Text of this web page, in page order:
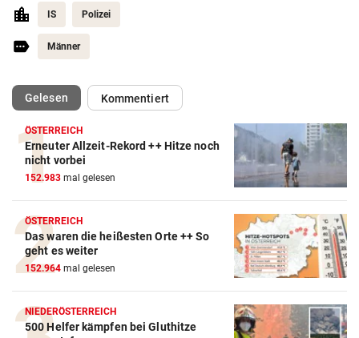
IS Polizei
Männer
Gelesen(ausgewählt)Kommentiert
ÖSTERREICH
Erneuter Allzeit-Rekord ++ Hitze noch
nicht vorbei
152.983 mal gelesen
ÖSTERREICH
Das waren die heißesten Orte ++ So
geht es weiter
152.964 mal gelesen
NIEDERÖSTERREICH
500 Helfer kämpfen bei Gluthitze